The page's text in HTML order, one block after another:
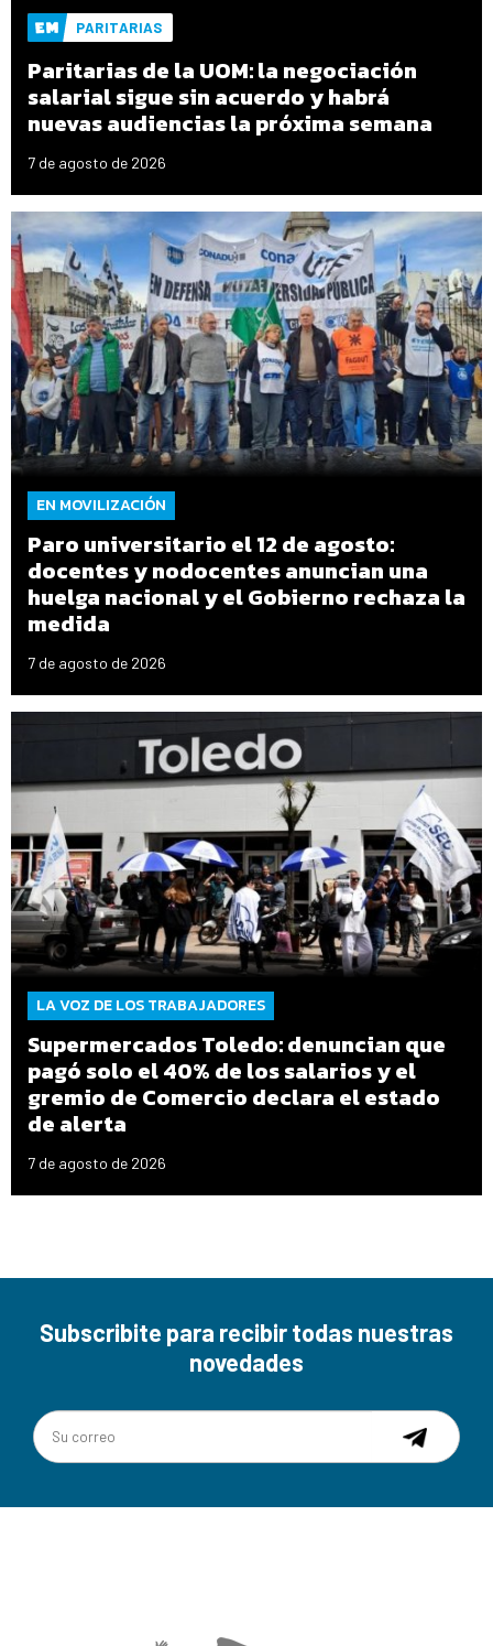
PARITARIAS
Paritarias de la UOM: la negociación
salarial sigue sin acuerdo y habrá
nuevas audiencias la próxima semana
7 de agosto de 2026
EN MOVILIZACIÓN
Paro universitario el 12 de agosto:
docentes y nodocentes anuncian una
huelga nacional y el Gobierno rechaza la
medida
7 de agosto de 2026
LA VOZ DE LOS TRABAJADORES
Supermercados Toledo: denuncian que
pagó solo el 40% de los salarios y el
gremio de Comercio declara el estado
de alerta
7 de agosto de 2026
Subscribite para recibir todas nuestras
novedades